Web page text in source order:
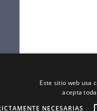
Este sitio web usa
acepta
NECESARIAS